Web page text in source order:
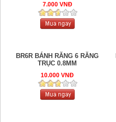
7.000 VNĐ
BR6R BÁNH RĂNG 6 RĂNG
TRỤC 0.8MM
10.000 VNĐ